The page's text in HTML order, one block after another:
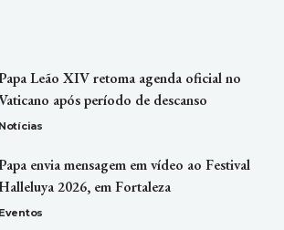
Leão XIV retoma agenda oficial no
após período de descanso
Notícias
envia mensagem em vídeo ao Festival
2026, em Fortaleza
Eventos